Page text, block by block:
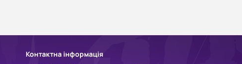
Контактна інформація